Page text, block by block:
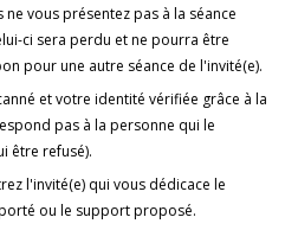
ne vous présentez pas à la séance
ci sera perdu et ne pourra être
pour une autre séance de l'invité(e).
et votre identité vérifiée grâce à la
pas à la personne qui le
être refusé).
l'invité(e) qui vous dédicace le
ou le support proposé.